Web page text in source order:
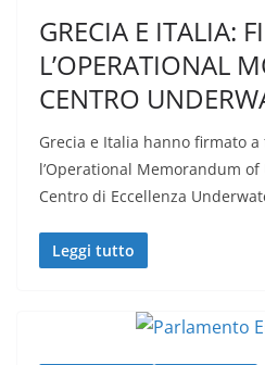
GRECIA E ITALIA:
L’OPERATIONAL
CENTRO
Grecia e Italia hanno firmato
l’Operational Memorandum
Centro di Eccellenza
Leggi tutto